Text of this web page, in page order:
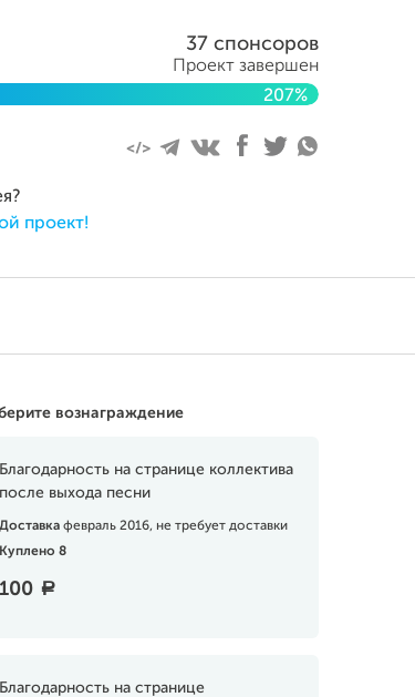
37 спонсоров
Проект завершен
207%
проект!
вознаграждение
Благодарность на странице коллектива
после выхода песни
Доставка февраль 2016, не требует доставки
Куплено 8
100 a
Благодарность на странице